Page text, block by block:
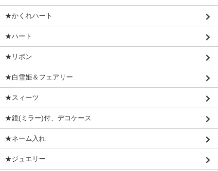
★かくれハート
★ハート
★リボン
★白雪姫＆フェアリー
★スィーツ
★鏡(ミラー)付、デコケース
★ネーム入れ
★ジュエリー